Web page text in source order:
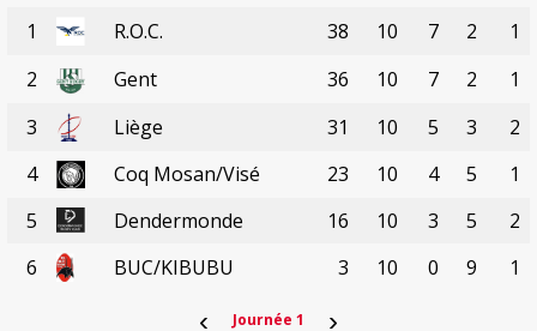
1
R.O.C. 38 10 7 2
1
2
Gent 36 10 7 2
1
3
Liège 31 10 5 3
2
4
Coq Mosan/Visé 23 10 4 5
1
5
Dendermonde 16 10 3 5
2
6
BUC/KIBUBU 3 10 0 9 1
‹ Journée 1 ›